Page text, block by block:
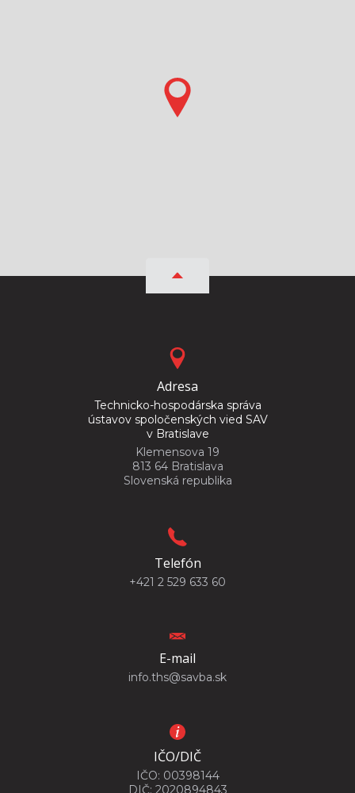
Adresa
Technicko-hospodárska správa
ústavov spoločenských vied SAV
v Bratislave
Klemensova 19
813 64 Bratislava
Slovenská republika
Telefón
+421 2 529 633 60
E-mail
info.ths@savba.sk
IČO/DIČ
IČO: 00398144
DIČ: 2020894843